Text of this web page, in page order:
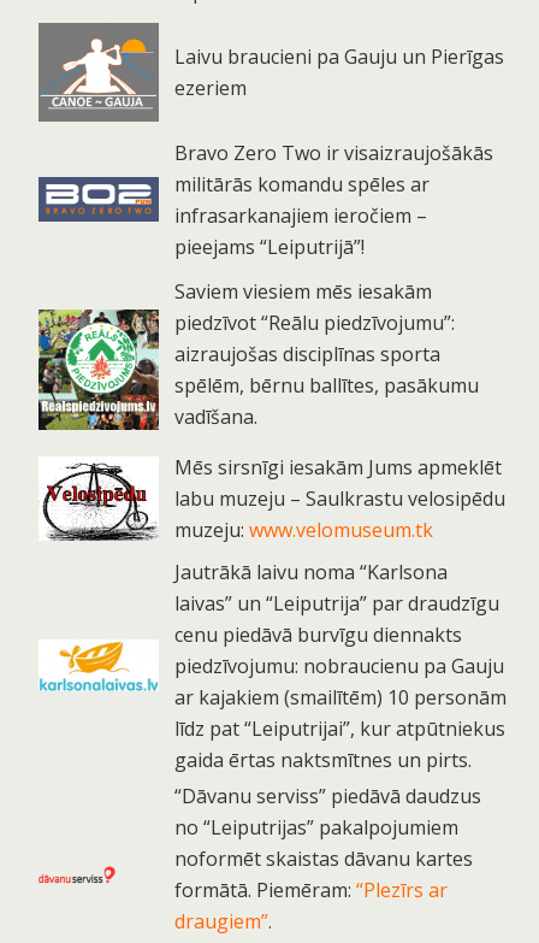
Laivu braucieni pa Gauju un Pierīgas
ezeriem
Bravo Zero Two ir visaizraujošākās
militārās komandu spēles ar
infrasarkanajiem ieročiem –
pieejams “Leiputrijā”!
Saviem viesiem mēs iesakām
piedzīvot “Reālu piedzīvojumu”:
aizraujošas disciplīnas sporta
spēlēm, bērnu ballītes, pasākumu
vadīšana.
Mēs sirsnīgi iesakām Jums apmeklēt
labu muzeju – Saulkrastu velosipēdu
muzeju: www.velomuseum.tk
Jautrākā laivu noma “Karlsona
laivas” un “Leiputrija” par draudzīgu
cenu piedāvā burvīgu diennakts
piedzīvojumu: nobraucienu pa Gauju
ar kajakiem (smailītēm) 10 personām
līdz pat “Leiputrijai”, kur atpūtniekus
gaida ērtas naktsmītnes un pirts.
“Dāvanu serviss” piedāvā daudzus
no “Leiputrijas” pakalpojumiem
noformēt skaistas dāvanu kartes
formātā. Piemēram: “Plezīrs ar
draugiem”.